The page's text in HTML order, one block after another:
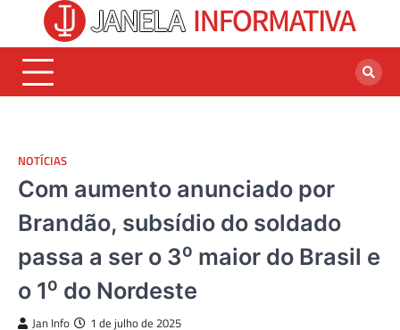
content
NOTÍCIAS
Com aumento anunciado por
Brandão, subsídio do soldado
passa a ser o 3⁰ maior do Brasil e
o 1⁰ do Nordeste
Jan Info 1 de julho de 2025